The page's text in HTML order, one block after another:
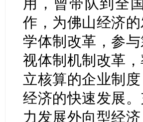
作，为佛山经济
学体制改革，参
视体制机制改革
立核算的企业制
经济的快速发展
力发展外向型经